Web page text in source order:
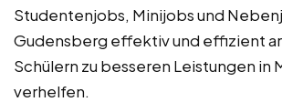
Studentenjobs, Minijobs und
Gudensberg effektiv und effizient
Schülern zu besseren Leistungen in
verhelfen.